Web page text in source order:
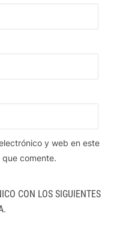
y web en este
comente.
CON LOS SIGUIENTES